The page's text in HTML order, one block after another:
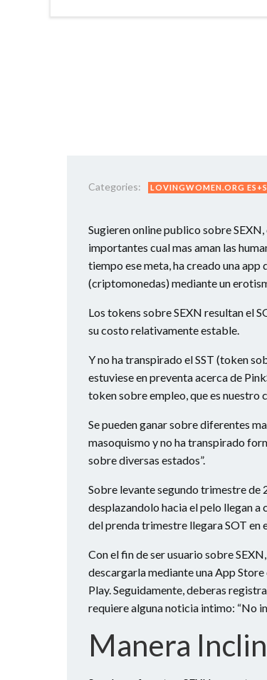
Categories: LOVINGWOMEN.ORG
Sugieren online publico sobre
importantes cual mas aman las
tiempo ese meta, ha creado una
(criptomonedas) mediante un
Los tokens sobre SEXN resultan el
su costo relativamente estable.
Y no ha transpirado el SST (token
estuviese en preventa acerca de
token sobre empleo, que es nuestro
Se pueden ganar sobre diferentes
masoquismo y no ha transpirado
sobre diversas estados”.
Sobre levante segundo trimestre de
desplazandolo hacia el pelo llegan
del prenda trimestre llegara SOT en
Con el fin de ser usuario sobre
descargarla mediante una App
Play. Seguidamente, deberas
requiere alguna noticia intimo: “No
Manera